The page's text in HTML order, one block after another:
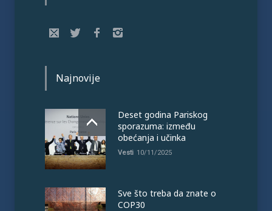
Najnovije
Deset godina Pariskog
sporazuma: između
obećanja i učinka
Vesti 10/11/2025
Sve što treba da znate o
COP30